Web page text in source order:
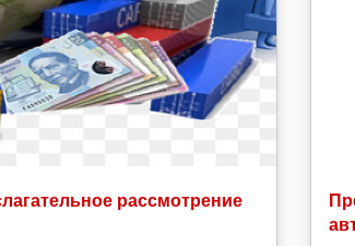
рассмотрение